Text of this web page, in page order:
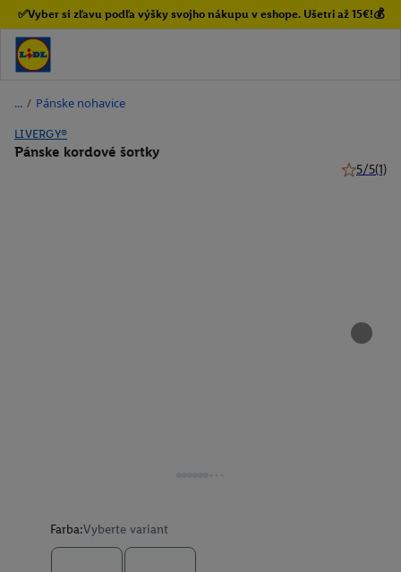
✅Vyber si zľavu podľa výšky svojho nákupu v eshope. Ušetri až 15€!💰
/ Pánske nohavice
LIVERGY®
Pánske kordové šortky
5/5(1)
Farba:Vyberte variant